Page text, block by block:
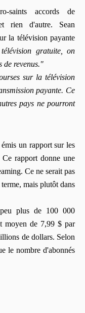
saints accords de
rien d'autre. Sean
la télévision payante
gratuite, on
de revenus."
sur la télévision
payante. Ce
pays ne pourront
un rapport sur les
rapport donne une
Ce ne serait pas
mais plutôt dans
plus de 100 000
moyen de 7,99 $ par
de dollars. Selon
le nombre d'abonnés